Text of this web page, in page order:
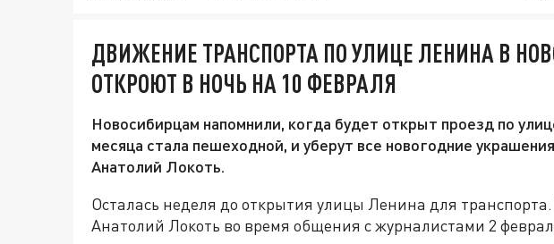
ДВИЖЕНИЕ ТРАНСПОРТА ПО УЛИЦЕ ЛЕНИНА В
ОТКРОЮТ В НОЧЬ НА 10 ФЕВРАЛЯ
Новосибирцам напомнили, когда будет открыт проезд по
месяца стала пешеходной, и уберут все новогодние
Анатолий Локоть.
Осталась неделя до открытия улицы Ленина для
Анатолий Локоть во время общения с журналистами 2